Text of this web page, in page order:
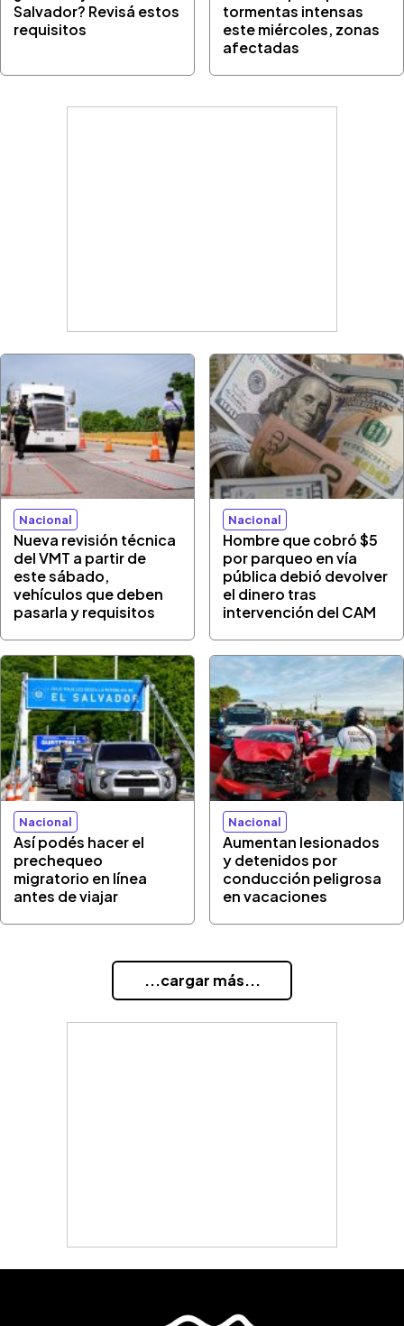
Salvador? Revisá estos
requisitos
tormentas intensas
este miércoles, zonas
afectadas
Nacional
Nueva revisión técnica
del VMT a partir de
este sábado,
vehículos que deben
pasarla y requisitos
Nacional
Hombre que cobró $5
por parqueo en vía
pública debió devolver
el dinero tras
intervención del CAM
Nacional
Así podés hacer el
prechequeo
migratorio en línea
antes de viajar
Nacional
Aumentan lesionados
y detenidos por
conducción peligrosa
en vacaciones
...cargar más...